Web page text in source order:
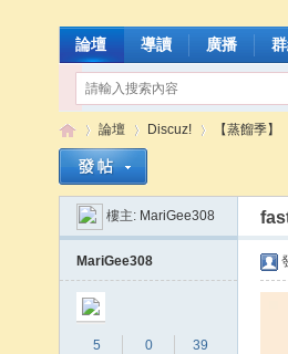
論壇 導讀 廣播
»
論壇
›
Discuz!
›
【蒸餾季】
›
樓主: MariGee308
MariGee308
5
0
39